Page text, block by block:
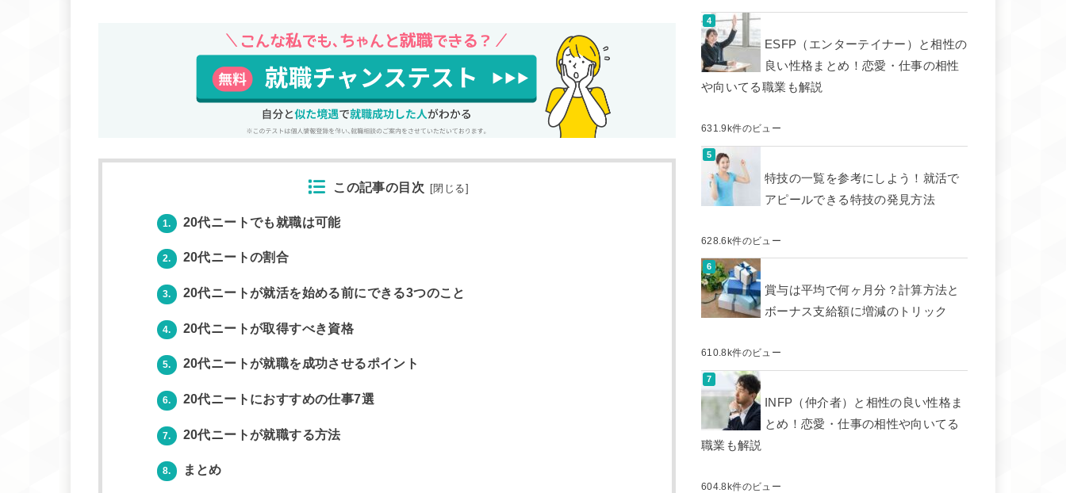
この記事の目次 閉じる
1. 20代ニートでも就職は可能
2. 20代ニートの割合
3. 20代ニートが就活を始める前にできる3つのこと
4. 20代ニートが取得すべき資格
5. 20代ニートが就職を成功させるポイント
6. 20代ニートにおすすめの仕事7選
7. 20代ニートが就職する方法
8. まとめ
ESFP（エンターテイナー）と相性の
良い性格まとめ！恋愛・仕事の相性
や向いてる職業も解説
631.9k件のビュー
特技の一覧を参考にしよう！就活で
アピールできる特技の発見方法
628.6k件のビュー
賞与は平均で何ヶ月分？計算方法と
ボーナス支給額に増減のトリック
610.8k件のビュー
INFP（仲介者）と相性の良い性格ま
とめ！恋愛・仕事の相性や向いてる
職業も解説
604.8k件のビュー